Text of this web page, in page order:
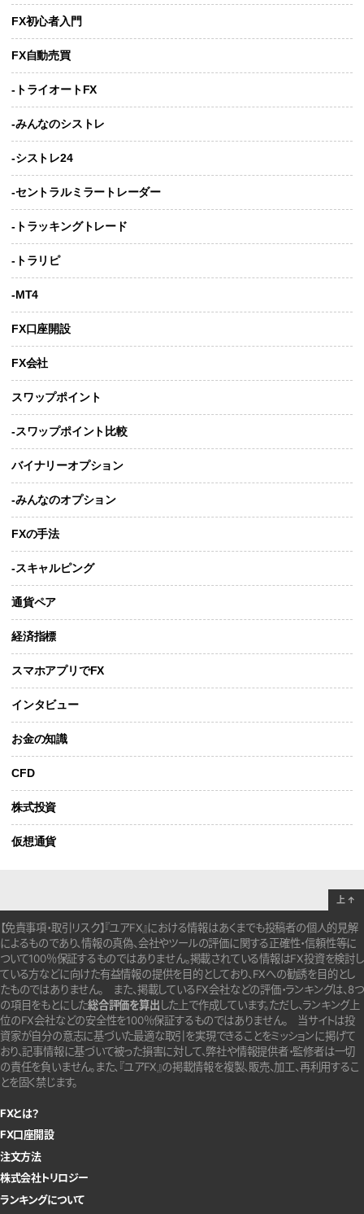
FX初心者入門
FX自動売買
-トライオートFX
-みんなのシストレ
-シストレ24
-セントラルミラートレーダー
-トラッキングトレード
-トラリピ
-MT4
FX口座開設
FX会社
スワップポイント
-スワップポイント比較
バイナリーオプション
-みんなのオプション
FXの手法
-スキャルピング
通貨ペア
経済指標
スマホアプリでFX
インタビュー
お金の知識
CFD
株式投資
仮想通貨
【免責事項・取引リスク】『ユアFX』における情報はあくまでも投稿者の個人的見解
によるものであり、情報の真偽、会社やツールの評価に関する正確性・信頼性等に
ついて100％保証するものではありません。掲載されている情報はFX投資を検討し
ている方などに向けた有益情報の提供を目的としており、FXへの勧誘を目的とし
たものではありません。 また、掲載しているFX会社などの評価・ランキングは、8つ
の項目をもとにした総合評価を算出 した上で作成しています。ただし、ランキング上
位のFX会社などの安全性を100％保証するものではありません。
当サイトは投
資家が自分の意志に基づいた最適な取引を実現できることをミッションに掲げて
おり、記事情報に基づいて被った損害に対して、弊社や情報提供者・監修者は一切
の責任を負いません。また、『ユアFX』の掲載情報を複製、販売、加工、再利用するこ
とを固く禁じます。
FXとは？
FX口座開設
注文方法
株式会社トリロジー
ランキングについて
上 ↑